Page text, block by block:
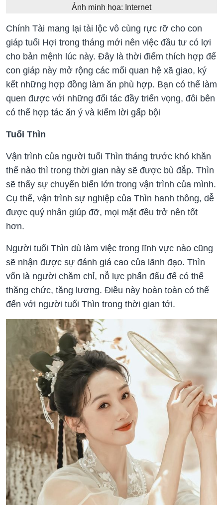
Ảnh minh họa: Internet
Chính Tài mang lại tài lộc vô cùng rực rỡ cho con
giáp tuổi Hợi trong tháng mới nên việc đầu tư có lợi
cho bản mệnh lúc này. Đây là thời điểm thích hợp để
con giáp này mở rộng các mối quan hệ xã giao, ký
kết những hợp đồng làm ăn phù hợp. Bạn có thể làm
quen được với những đối tác đầy triển vọng, đôi bên
có thể hợp tác ăn ý và kiếm lời gấp bội
Tuổi Thìn
Vận trình của người tuổi Thìn tháng trước khó khăn
thế nào thì trong thời gian này sẽ được bù đắp. Thìn
sẽ thấy sự chuyển biến lớn trong vận trình của mình.
Cụ thể, vận trình sự nghiệp của Thìn hanh thông, dễ
được quý nhân giúp đỡ, mọi mặt đều trở nên tốt
hơn.
Người tuổi Thìn dù làm việc trong lĩnh vực nào cũng
sẽ nhận được sự đánh giá cao của lãnh đạo. Thìn
vốn là người chăm chỉ, nỗ lực phấn đấu để có thể
thăng chức, tăng lương. Điều này hoàn toàn có thể
đến với người tuổi Thìn trong thời gian tới.